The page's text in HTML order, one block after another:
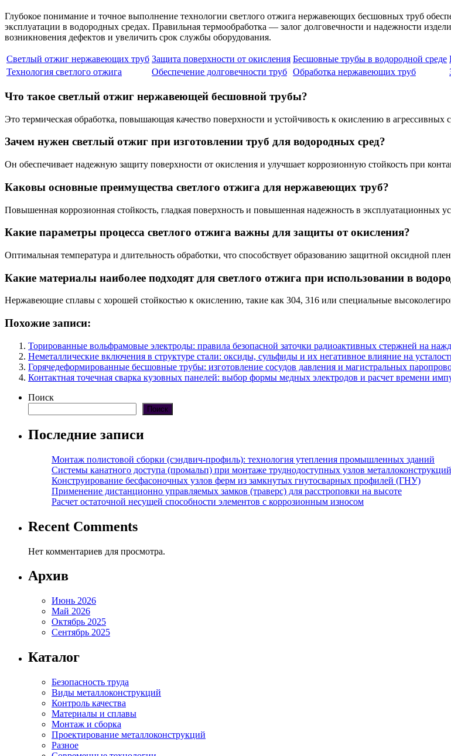
Глубокое понимание и точное выполнение технологии светлого отжига нержавеющих бесшовных труб
эксплуатации в водородных средах. Правильная термообработка — залог долговечности и надежности
возникновения дефектов и увеличить срок службы оборудования.
Светлый отжиг нержавеющих труб Защита поверхности от окисления Бесшовные трубы в водородной среде
Технология светлого отжига
Обеспечение долговечности труб Обработка нержавеющих труб
Что такое светлый отжиг нержавеющей бесшовной трубы?
Это термическая обработка, повышающая качество поверхности и устойчивость к окислению в агрессивных
Зачем нужен светлый отжиг при изготовлении труб для водородных сред?
Он обеспечивает надежную защиту поверхности от окисления и улучшает коррозионную стойкость при
Каковы основные преимущества светлого отжига для нержавеющих труб?
Повышенная коррозионная стойкость, гладкая поверхность и повышенная надежность в эксплуатационных
Какие параметры процесса светлого отжига важны для защиты от окисления?
Оптимальная температура и длительность обработки, что способствует образованию защитной оксидной
Какие материалы наиболее подходят для светлого отжига при использовании в
Нержавеющие сплавы с хорошей стойкостью к окислению, такие как 304, 316 или специальные
Похожие записи:
Торированные вольфрамовые электроды: правила безопасной заточки радиоактивных стержней на
Неметаллические включения в структуре стали: оксиды, сульфиды и их негативное влияние на
Горячедеформированные бесшовные трубы: изготовление сосудов давления и магистральных
Контактная точечная сварка кузовных панелей: выбор формы медных электродов и расчет времени
Поиск
Поиск
Последние записи
Монтаж полистовой сборки (сэндвич-профиль): технология утепления промышленных зданий
Системы канатного доступа (промальп) при монтаже труднодоступных узлов металлоконструкций
Конструирование бесфасоночных узлов ферм из замкнутых гнутосварных профилей (ГНУ)
Применение дистанционно управляемых замков (траверс) для расстроповки на высоте
Расчет остаточной несущей способности элементов с коррозионным износом
Recent Comments
Нет комментариев для просмотра.
Архив
Июнь 2026
Май 2026
Октябрь 2025
Сентябрь 2025
Каталог
Безопасность труда
Виды металлоконструкций
Контроль качества
Материалы и сплавы
Монтаж и сборка
Проектирование металлоконструкций
Разное